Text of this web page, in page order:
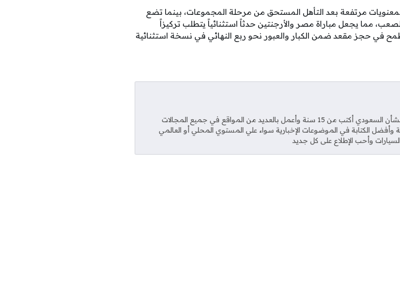
مرتفعة بعد التأهل المستحق من مرحلة المجموعات، بينما تضع
الصعب، مما يجعل مباراة مصر والأرجنتين حدثاً استثنائياً يتطلب تركيزاً
يطمح في حجز مقعد ضمن الكبار والعبور نحو ربع النهائي في نسخة استثنائية
صحفي متخصص في الشأن السعودي أكتب من 15 سنة وأعمل بالعديد من المواقع في جميع المجالات
وأفضل الكتابة في الموضوعات الإخبارية سواء علي المستوي المحلي أو العالمي
وأحب الإطلاع على كل جديد